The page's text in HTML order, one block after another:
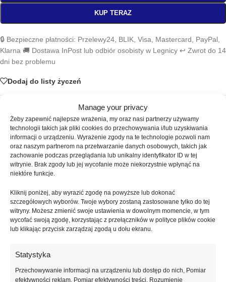
Manage your privacy
Żeby zapewnić najlepsze wrażenia, my oraz nasi partnerzy używamy
technologii takich jak pliki cookies do przechowywania i/lub uzyskiwania
informacji o urządzeniu. Wyrażenie zgody na te technologie pozwoli nam
oraz naszym partnerom na przetwarzanie danych osobowych, takich jak
zachowanie podczas przeglądania lub unikalny identyfikator ID w tej
witrynie. Brak zgody lub jej wycofanie może niekorzystnie wpłynąć na
niektóre funkcje.
Kliknij poniżej, aby wyrazić zgodę na powyższe lub dokonać
szczegółowych wyborów. Twoje wybory zostaną zastosowane tylko do tej
witryny. Możesz zmienić swoje ustawienia w dowolnym momencie, w tym
wycofać swoją zgodę, korzystając z przełączników w polityce plików cookie
lub klikając przycisk zarządzaj zgodą u dołu ekranu.
Statystyka
Przechowywanie informacji na urządzeniu lub dostęp do nich, Pomiar
efektywności reklam, Pomiar efektywności treści, Rozumienie
KUP TERAZ
🔒 Bezpieczne płatności: Przelewy24, BLIK, Visa, Mastercard, PayPal,
Klarna 🚚 Dostawa InPost lub odbiór osobisty w Legnicy ↩️ Zwrot do 14
dni bez problemu
Dodaj do listy życzeń
Kategoria: Lakiery hybrydowe
Znaczników:
atica elmwood , atica kolekcja gpm atica nails gpm097
lakier beżowy, lakier brązowy, lakier hybrydowy elmwood , lakier
naturalny, lakier żelowy, tipsi shop
Udostępnij:
Opis
Lakier Hybrydowy Atica Elmwood – 8 ml to ciepły, brązowo-beżowy
odcień z kolekcji GPM097, stworzony z myślą o naturalnych,
eleganckich i ponadczasowych stylizacjach paznokci. Kolor
estetykę manicure nude oraz soft glam, nadając dłoniom harmonijny i
profesjonalny wygląd. To idealny wybór do codziennego manicure,
stylizacji biznesowych, jesiennych oraz minimalistycznych kompozycji.